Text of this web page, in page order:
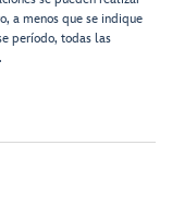
a menos que se indique
período, todas las